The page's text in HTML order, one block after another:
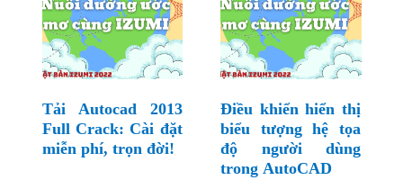
Tải Autocad 2013
Full Crack: Cài đặt
miễn phí, trọn đời!
Điều khiển hiển thị
biểu tượng hệ tọa
độ người dùng
trong AutoCAD